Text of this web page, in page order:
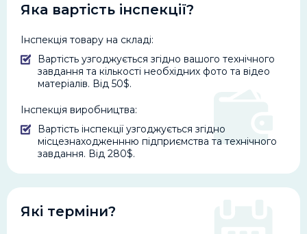
Яка вартість інспекції?
Інспекція товару на складі:
Вартість узгоджується згідно вашого технічного
завдання та кількості необхідних фото та відео
матеріалів. Від 50$.
Інспекція виробництва:
Вартість інспекції узгоджується згідно
місцезнаходженнню підприємства та технічного
завдання. Від 280$.
Які терміни?